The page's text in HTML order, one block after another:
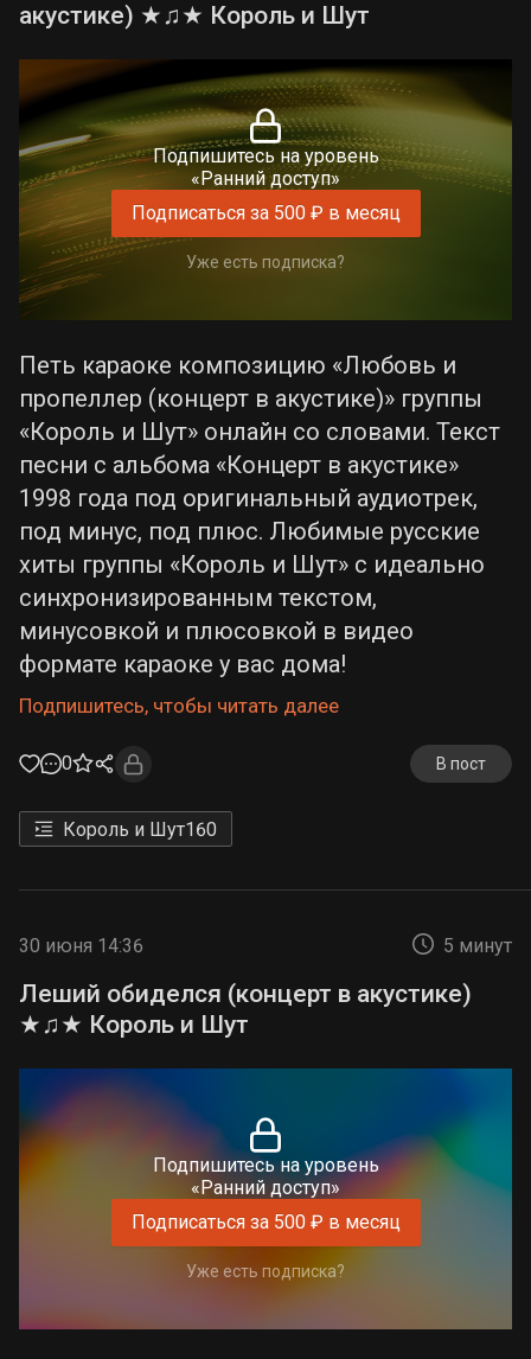
акустике) ★♫★ Король и Шут
Подпишитесь на уровень
«Ранний доступ»
Подписаться за 500 ₽ в месяц
Уже есть подписка?
Петь караоке композицию «Любовь и
пропеллер (концерт в акустике)» группы
«Король и Шут» онлайн со словами. Текст
песни с альбома «Концерт в акустике»
1998 года под оригинальный аудиотрек,
под минус, под плюс. Любимые русские
хиты группы «Король и Шут» с идеально
синхронизированным текстом,
минусовкой и плюсовкой в видео
формате караоке у вас дома!
Подпишитесь, чтобы читать далее
0 В пост
Король и Шут160
30 июня 14:36 5 минут
Леший обиделся (концерт в акустике)
★♫★ Король и Шут
Подпишитесь на уровень
«Ранний доступ»
Подписаться за 500 ₽ в месяц
Уже есть подписка?